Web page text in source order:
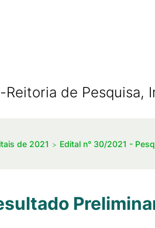
Reitoria de Pesquisa,
de 2021 Edital n° 30/2021 -